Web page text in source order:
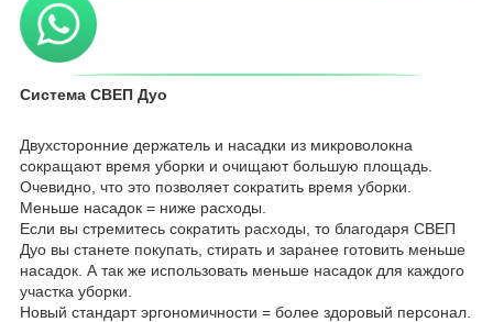
Система СВЕП Дуо
Двухсторонние держатель и насадки из микроволокна
сокращают время уборки и очищают большую площадь.
Очевидно, что это позволяет сократить время уборки.
Меньше насадок = ниже расходы.
Если вы стремитесь сократить расходы, то благодаря СВЕП
Дуо вы станете покупать, стирать и заранее готовить меньше
насадок. А так же использовать меньше насадок для каждого
участка уборки.
Новый стандарт эргономичности = более здоровый персонал.